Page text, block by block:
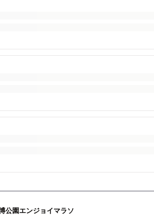
公園エンジョイマラソ